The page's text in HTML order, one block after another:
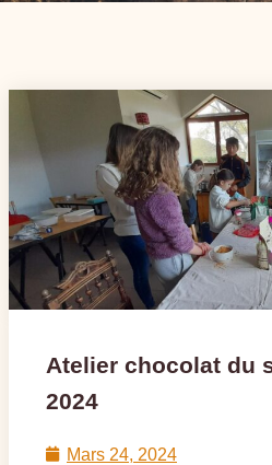
Atelier chocolat du
2024
Mars 24, 2024